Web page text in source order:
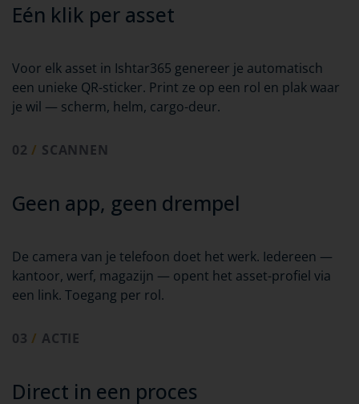
Eén klik per asset
Voor elk asset in Ishtar365 genereer je automatisch
een unieke QR-sticker. Print ze op een rol en plak waar
je wil — scherm, helm, cargo-deur.
02/ SCANNEN
Geen app, geen drempel
De camera van je telefoon doet het werk. Iedereen —
kantoor, werf, magazijn — opent het asset-profiel via
een link. Toegang per rol.
03/ ACTIE
Direct in een proces